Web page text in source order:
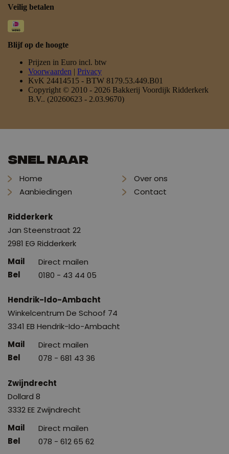
Snel naar
Home
Aanbiedingen
Over ons
Contact
Ridderkerk
Jan Steenstraat 22
2981 EG Ridderkerk
Direct mailen
0180 - 43 44 05
Hendrik-Ido-Ambacht
Winkelcentrum De Schoof 74
3341 EB Hendrik-Ido-Ambacht
Direct mailen
078 - 681 43 36
Zwijndrecht
Dollard 8
3332 EE Zwijndrecht
Direct mailen
078 - 612 65 62